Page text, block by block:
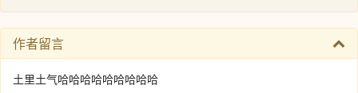
作者留言
土里土气哈哈哈哈哈哈哈哈哈